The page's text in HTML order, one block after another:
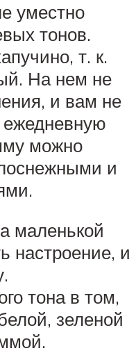
уместно
тонов.
т. к.
На нем не
и вам не
ежедневную
можно
и
маленькой
настроение, и
тона в том,
зеленой